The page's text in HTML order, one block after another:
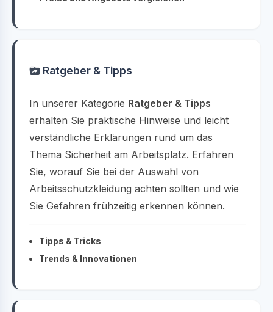
Ratgeber & Tipps
In unserer Kategorie Ratgeber & Tipps
erhalten Sie praktische Hinweise und leicht
verständliche Erklärungen rund um das
Thema Sicherheit am Arbeitsplatz. Erfahren
Sie, worauf Sie bei der Auswahl von
Arbeitsschutzkleidung achten sollten und wie
Sie Gefahren frühzeitig erkennen können.
Tipps & Tricks
Trends & Innovationen